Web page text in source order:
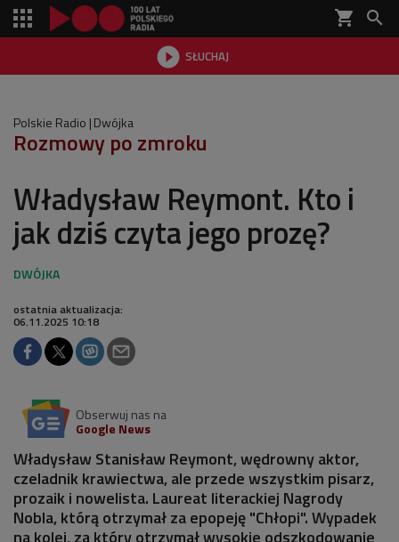
shopping_cart 
 SŁUCHAJ

Polskie Radio Dwójka
Rozmowy po zmroku
Władysław Reymont. Kto i
jak dziś czyta jego prozę?
ostatnia aktualizacja:
06.11.2025 10:18
Obserwuj nas na
Google News
Władysław Stanisław Reymont, wędrowny aktor,
czeladnik krawiectwa, ale przede wszystkim pisarz,
prozaik i nowelista. Laureat literackiej Nagrody
Nobla, którą otrzymał za epopeję "Chłopi". Wypadek
na kolei, za który otrzymał wysokie odszkodowanie